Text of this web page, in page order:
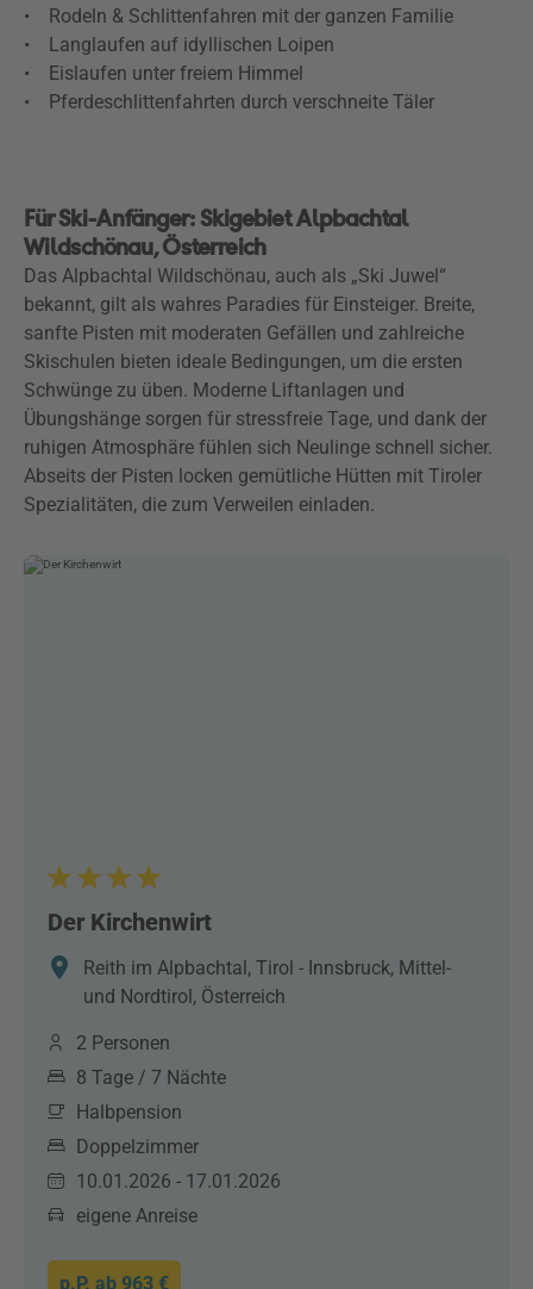
• Rodeln & Schlittenfahren mit der ganzen Familie
• Langlaufen auf idyllischen Loipen
• Eislaufen unter freiem Himmel
• Pferdeschlittenfahrten durch verschneite Täler
Für Ski-Anfänger: Skigebiet Alpbachtal
Wildschönau, Österreich
Das Alpbachtal Wildschönau, auch als „Ski Juwel“
bekannt, gilt als wahres Paradies für Einsteiger. Breite,
sanfte Pisten mit moderaten Gefällen und zahlreiche
Skischulen bieten ideale Bedingungen, um die ersten
Schwünge zu üben. Moderne Liftanlagen und
Übungshänge sorgen für stressfreie Tage, und dank der
ruhigen Atmosphäre fühlen sich Neulinge schnell sicher.
Abseits der Pisten locken gemütliche Hütten mit Tiroler
Spezialitäten, die zum Verweilen einladen.
Der Kirchenwirt
Reith im Alpbachtal, Tirol - Innsbruck, Mittel-
und Nordtirol, Österreich
2 Personen
8 Tage / 7 Nächte
Halbpension
Doppelzimmer
10.01.2026 - 17.01.2026
eigene Anreise
p.P. ab 963 €